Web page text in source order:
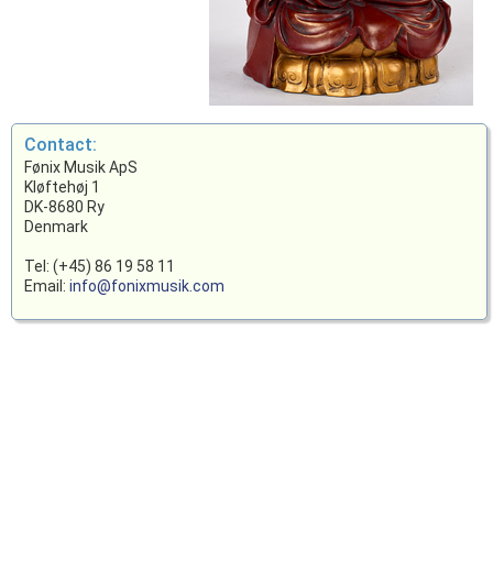
Contact:
Fønix Musik ApS
Kløftehøj 1
DK-8680 Ry
Denmark
Tel: (+45) 86 19 58 11
Email: info@fonixmusik.com